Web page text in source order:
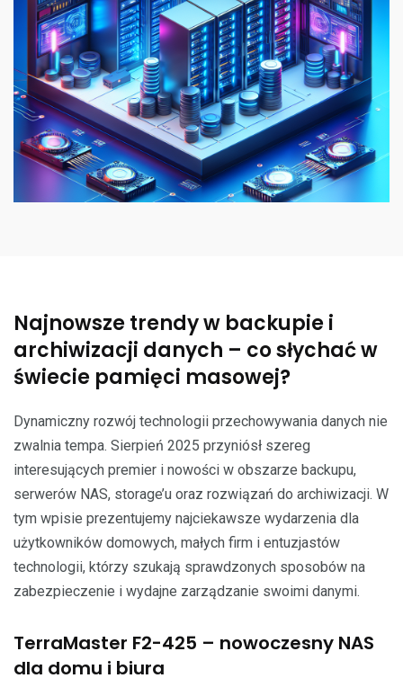
Najnowsze trendy w backupie i
archiwizacji danych – co słychać w
świecie pamięci masowej?
Dynamiczny rozwój technologii przechowywania danych nie
zwalnia tempa. Sierpień 2025 przyniósł szereg
interesujących premier i nowości w obszarze backupu,
serwerów NAS, storage’u oraz rozwiązań do archiwizacji. W
tym wpisie prezentujemy najciekawsze wydarzenia dla
użytkowników domowych, małych firm i entuzjastów
technologii, którzy szukają sprawdzonych sposobów na
zabezpieczenie i wydajne zarządzanie swoimi danymi.
TerraMaster F2-425 – nowoczesny NAS
dla domu i biura